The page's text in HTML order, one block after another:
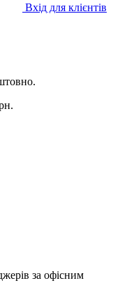
Вхід для клієнтів
за офісним